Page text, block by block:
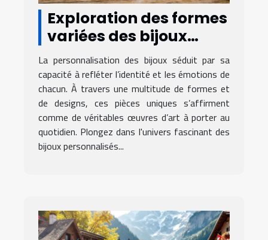
Exploration des formes
variées des bijoux
personnalisés
La personnalisation des bijoux séduit par sa
capacité à refléter l’identité et les émotions de
chacun. À travers une multitude de formes et
de designs, ces pièces uniques s’affirment
comme de véritables œuvres d’art à porter au
quotidien. Plongez dans l'univers fascinant des
bijoux personnalisés...